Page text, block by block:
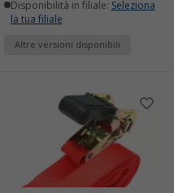
Disponibilità in filiale: Seleziona
la tua filiale
Altre versioni disponibili